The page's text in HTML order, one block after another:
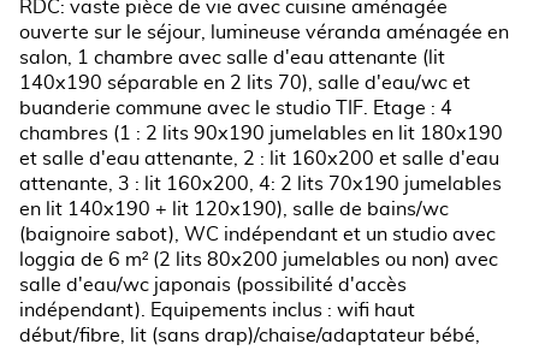
RDC: vaste pièce de vie avec cuisine aménagée
ouverte sur le séjour, lumineuse véranda aménagée en
salon, 1 chambre avec salle d'eau attenante (lit
140x190 séparable en 2 lits 70), salle d'eau/wc et
buanderie commune avec le studio TIF. Etage : 4
chambres (1 : 2 lits 90x190 jumelables en lit 180x190
et salle d'eau attenante, 2 : lit 160x200 et salle d'eau
attenante, 3 : lit 160x200, 4: 2 lits 70x190 jumelables
en lit 140x190 + lit 120x190), salle de bains/wc
(baignoire sabot), WC indépendant et un studio avec
loggia de 6 m² (2 lits 80x200 jumelables ou non) avec
salle d'eau/wc japonais (possibilité d'accès
indépendant). Equipements inclus : wifi haut
début/fibre, lit (sans drap)/chaise/adaptateur bébé,